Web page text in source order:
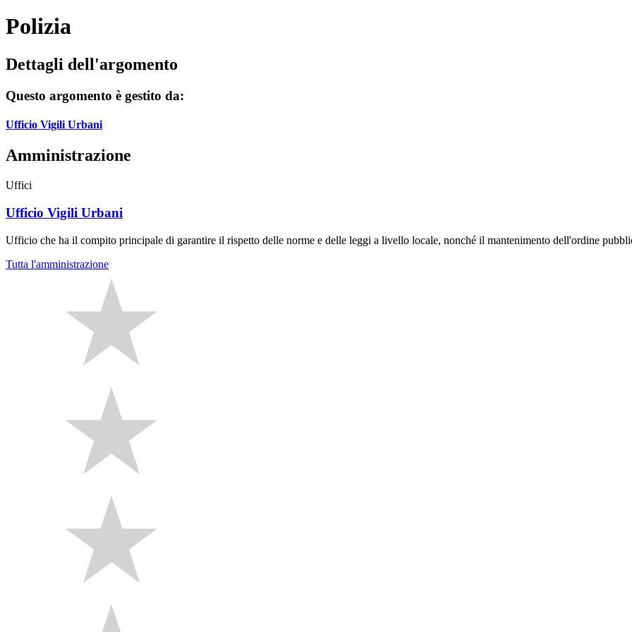
Polizia
Dettagli dell'argomento
Questo argomento è gestito da:
Ufficio Vigili Urbani
Amministrazione
Uffici
Ufficio Vigili Urbani
Ufficio che ha il compito principale di garantire il rispetto delle norme e delle leggi a livello locale, nonché il mantenimento dell'ordine
Tutta l'amministrazione